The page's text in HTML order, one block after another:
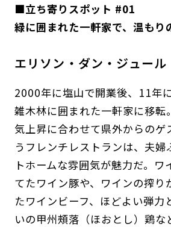
■立ち寄りスポット #01
緑に囲まれた一軒家で、温もり
エリソン・ダン・ジュール
2000年に塩山で開業後、11年
雑木林に囲まれた一軒家に移転
気上昇に合わせて県外からのゲ
うフレンチレストランは、夫婦
トホームな雰囲気が魅力だ。ワ
てたワイン豚や、ワインの搾り
たワインビーフ、ほどよい弾力
いの甲州頰落（ほおとし）鶏な